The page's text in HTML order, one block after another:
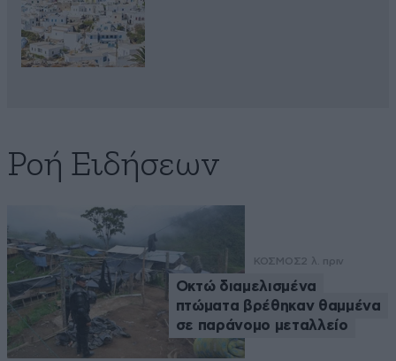
Ροή Ειδήσεων
ΚΟΣΜΟΣ2 λ. πριν
Οκτώ διαμελισμένα
πτώματα βρέθηκαν θαμμένα
σε παράνομο μεταλλείο